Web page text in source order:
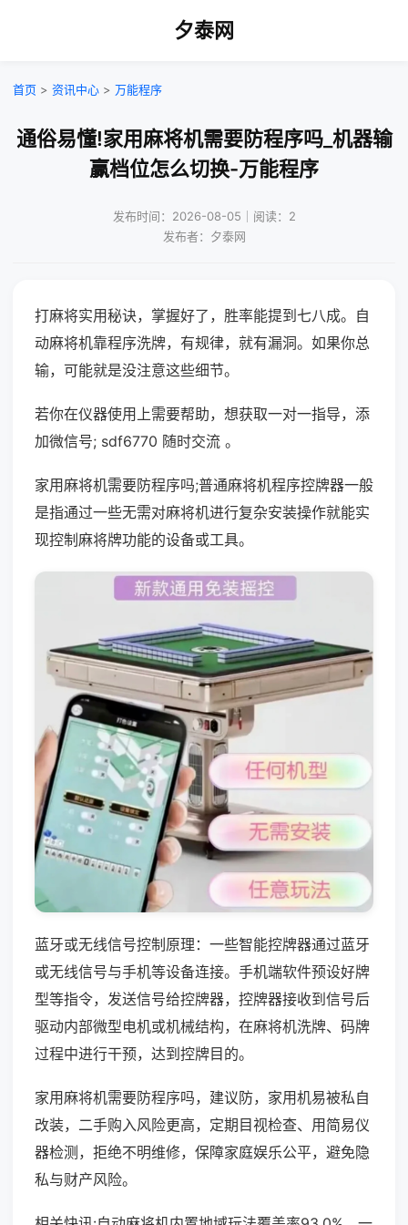
夕泰网
首页 > 资讯中心 > 万能程序
通俗易懂!家用麻将机需要防程序吗_机器输
赢档位怎么切换-万能程序
发布时间：2026-08-05｜阅读：2
发布者：夕泰网
打麻将实用秘诀，掌握好了，胜率能提到七八成。自
动麻将机靠程序洗牌，有规律，就有漏洞。如果你总
输，可能就是没注意这些细节。
若你在仪器使用上需要帮助，想获取一对一指导，添
加微信号; sdf6770 随时交流 。
家用麻将机需要防程序吗;普通麻将机程序控牌器一般
是指通过一些无需对麻将机进行复杂安装操作就能实
现控制麻将牌功能的设备或工具。
蓝牙或无线信号控制原理：一些智能控牌器通过蓝牙
或无线信号与手机等设备连接。手机端软件预设好牌
型等指令，发送信号给控牌器，控牌器接收到信号后
驱动内部微型电机或机械结构，在麻将机洗牌、码牌
过程中进行干预，达到控牌目的。
家用麻将机需要防程序吗，建议防，家用机易被私自
改装，二手购入风险更高，定期目视检查、用简易仪
器检测，拒绝不明维修，保障家庭娱乐公平，避免隐
私与财产风险。